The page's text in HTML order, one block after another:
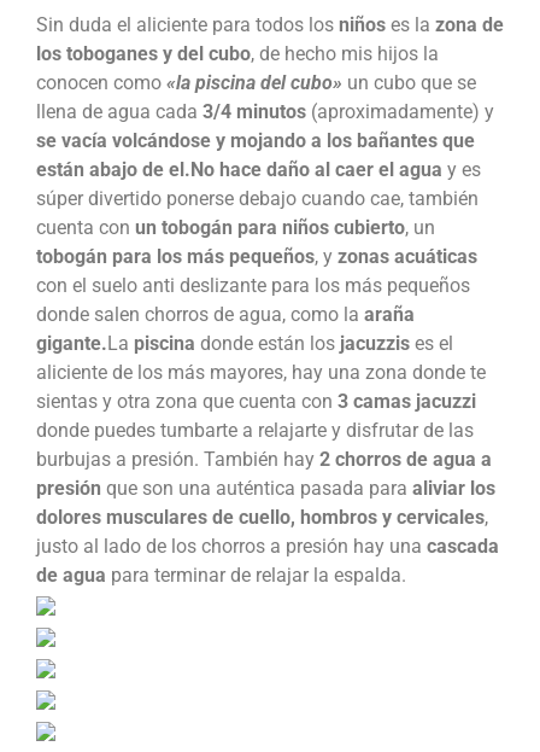
Sin duda el aliciente para todos los niños es la zona de
los toboganes y del cubo, de hecho mis hijos la
conocen como «la piscina del cubo» un cubo que se
llena de agua cada 3/4 minutos (aproximadamente) y
se vacía volcándose y mojando a los bañantes que
están abajo de el.No hace daño al caer el agua y es
súper divertido ponerse debajo cuando cae, también
cuenta con un tobogán para niños cubierto, un
tobogán para los más pequeños, y zonas acuáticas
con el suelo anti deslizante para los más pequeños
donde salen chorros de agua, como la araña
gigante.La piscina donde están los jacuzzis es el
aliciente de los más mayores, hay una zona donde te
sientas y otra zona que cuenta con 3 camas jacuzzi
donde puedes tumbarte a relajarte y disfrutar de las
burbujas a presión. También hay 2 chorros de agua a
presión que son una auténtica pasada para aliviar los
dolores musculares de cuello, hombros y cervicales,
justo al lado de los chorros a presión hay una cascada
de agua para terminar de relajar la espalda.